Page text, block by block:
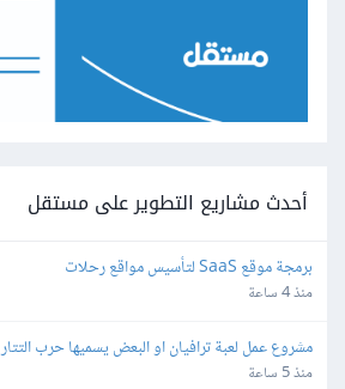
أحدث مشاريع التطوير على مستقل
برمجة موقع SaaS لتأسيس مواقع رحلات
منذ 4 ساعة
مشروع عمل لعبة ترافيان او البعض يسميها حرب التتار
منذ 5 ساعة